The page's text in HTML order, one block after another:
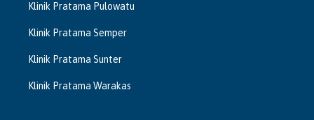
Klinik Pratama Pulowatu
Klinik Pratama Semper
Klinik Pratama Sunter
Klinik Pratama Warakas